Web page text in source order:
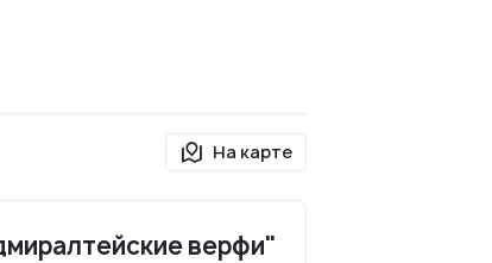
На карте
верфи"